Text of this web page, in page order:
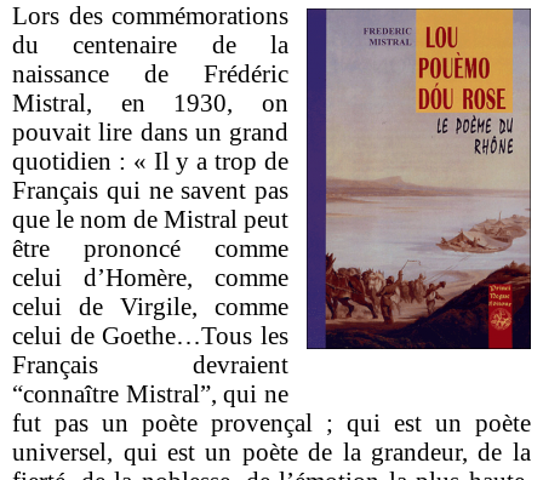
Lors des commémorations
du centenaire de la
naissance de Frédéric
Mistral, en 1930, on
pouvait lire dans un grand
quotidien : « Il y a trop de
Français qui ne savent pas
que le nom de Mistral peut
être prononcé comme
celui d’Homère, comme
celui de Virgile, comme
celui de Goethe…Tous les
Français devraient
“connaître Mistral”, qui ne
fut pas un poète provençal ; qui est un poète
universel, qui est un poète de la grandeur, de la